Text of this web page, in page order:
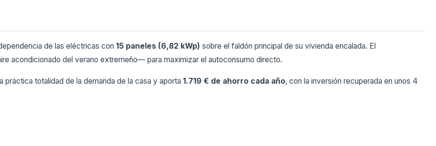
de las eléctricas con 15 paneles (6,82 kWp) sobre el faldón principal de su vivienda encalada. El
acondicionado del verano extremeño— para maximizar el autoconsumo directo.
práctica totalidad de la demanda de la casa y aporta 1.719 € de ahorro cada año, con la inversión recuperada en unos 4